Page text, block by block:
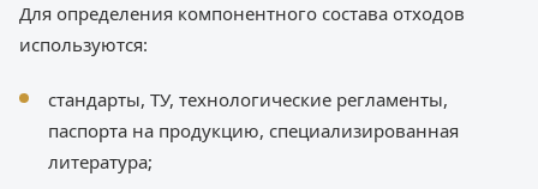
Для определения компонентного состава отходов
используются:
стандарты, ТУ, технологические регламенты,
паспорта на продукцию, специализированная
литература;